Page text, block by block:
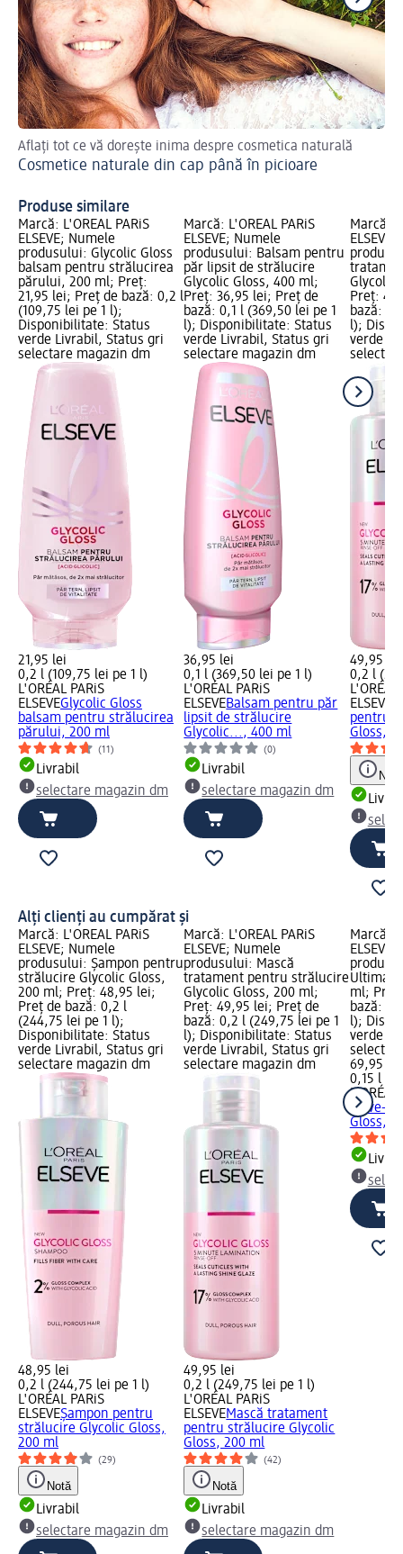
Aflați tot ce vă dorește inima despre cosmetica naturală
Cosmetice naturale din cap până în picioare
Produse similare
Marcă: L'ORÉAL PARiS
ELSEVE; Numele
produsului: Glycolic Gloss
balsam pentru strălucirea
părului, 200 ml; Preț:
21,95 lei; Preț de bază: 0,2 l
(109,75 lei pe 1 l);
Disponibilitate: Status
verde Livrabil, Status gri
selectare magazin dm
21,95 lei
0,2 l (109,75 lei pe 1 l)
L'ORÉAL PARiS
ELSEVEGlycolic Gloss
balsam pentru strălucirea
părului, 200 ml
(11)
Livrabil
selectare magazin dm
Marcă: L'ORÉAL PARiS
ELSEVE; Numele
produsului: Balsam pentru
păr lipsit de strălucire
Glycolic Gloss, 400 ml;
Preț: 36,95 lei; Preț de
bază: 0,1 l (369,50 lei pe 1
l); Disponibilitate: Status
verde Livrabil, Status gri
selectare magazin dm
36,95 lei
0,1 l (369,50 lei pe 1 l)
L'ORÉAL PARiS
ELSEVEBalsam pentru păr
lipsit de strălucire
Glycolic..., 400 ml
(0)
Livrabil
selectare magazin dm
Marcă:
Glycolic
Preț:
bază:
l);
verde
49,95 lei
0,2 l
L'ORÉAL
ELSEVE
pentru
Gloss,
Notă
Alți clienți au cumpărat și
Marcă: L'ORÉAL PARiS
ELSEVE; Numele
produsului: Șampon pentru
strălucire Glycolic Gloss,
200 ml; Preț: 48,95 lei;
Preț de bază: 0,2 l
(244,75 lei pe 1 l);
Disponibilitate: Status
verde Livrabil, Status gri
selectare magazin dm
48,95 lei
0,2 l (244,75 lei pe 1 l)
L'ORÉAL PARiS
ELSEVEȘampon pentru
strălucire Glycolic Gloss,
200 ml
(29)
Notă
Livrabil
selectare magazin dm
Marcă: L'ORÉAL PARiS
ELSEVE; Numele
produsului: Mască
tratament pentru strălucire
Glycolic Gloss, 200 ml;
Preț: 49,95 lei; Preț de
bază: 0,2 l (249,75 lei pe 1
l); Disponibilitate: Status
verde Livrabil, Status gri
selectare magazin dm
49,95 lei
0,2 l (249,75 lei pe 1 l)
L'ORÉAL PARiS
ELSEVEMască tratament
pentru strălucire Glycolic
Gloss, 200 ml
(42)
Notă
Livrabil
selectare magazin dm
Marcă:
Ultimate
ml;
bază:
l);
verde
69,95 lei
0,15 l
L'ORÉAL
leave-in
Gloss,